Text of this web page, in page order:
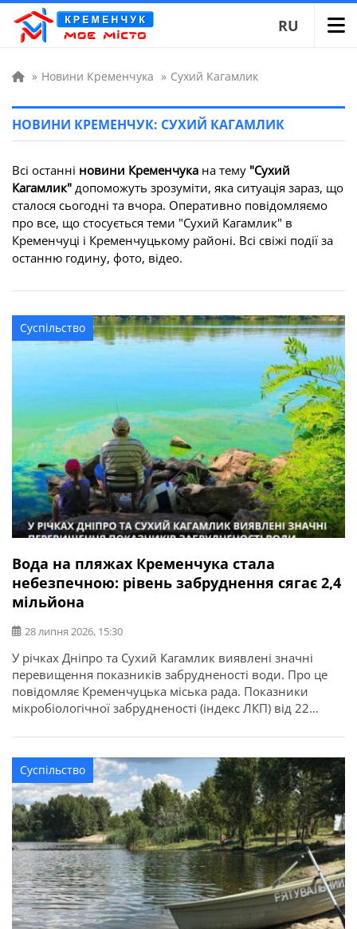
RU
» Новини Кременчука » Сухий Кагамлик
НОВИНИ КРЕМЕНЧУК: СУХИЙ КАГАМЛИК
Всі останні новини Кременчука на тему "Сухий
Кагамлик" допоможуть зрозуміти, яка ситуація зараз, що
сталося сьогодні та вчора. Оперативно повідомляємо
про все, що стосується теми "Сухий Кагамлик" в
Кременчуці і Кременчуцькому районі. Всі свіжі події за
останню годину, фото, відео.
Суспільство
Вода на пляжах Кременчука стала
небезпечною: рівень забруднення сягає 2,4
мільйона
28 липня 2026, 15:30
У річках Дніпро та Сухий Кагамлик виявлені значні
перевищення показників забрудненості води. Про це
повідомляє Кременчуцька міська рада. Показники
мікробіологічної забрудненості (індекс ЛКП) від 22
Кременчука не виявлені. Індекс ЛКП — це орієнтовний
показник, який свідчить про загальну бактеріологічну
забрудненість водойми. Лактозо-позитивна кишкова
паличка при потраплянні у шлунково-кишковий […]
Суспільство